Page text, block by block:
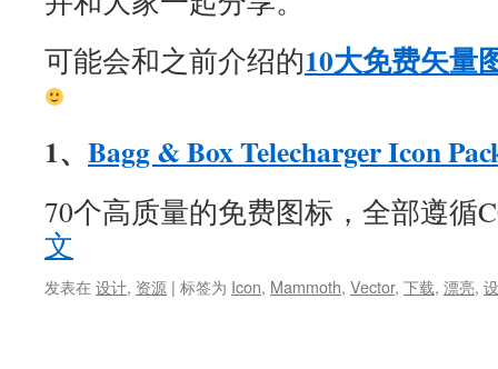
可能会和之前介绍的10大免费矢量
1、 Bagg & Box Telecharger Icon
70个高质量的免费图标，全部遵
文
发表在 设计, 资源 | 标签为 Icon, Mammoth, Vector, 下载, 漂亮,